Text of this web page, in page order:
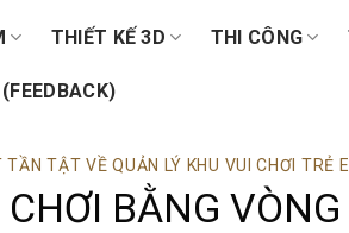
THIẾT KẾ 3D THI CÔNG
TẦN TẬT VỀ QUẢN LÝ KHU VUI CHƠI TRẺ
BẰNG